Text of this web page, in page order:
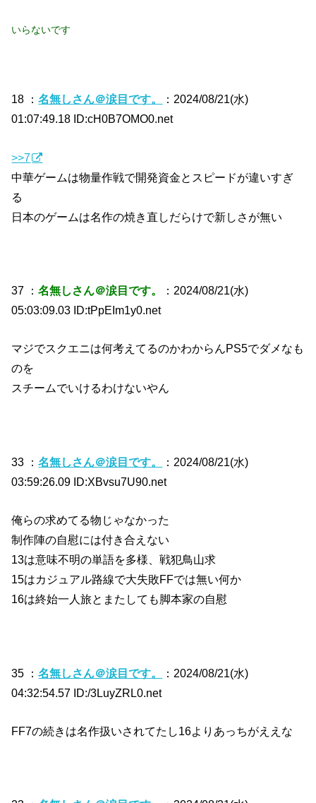
いらないです
18 ：名無しさん＠涙目です。
：2024/08/21(水)
01:07:49.18 ID:cH0B7OMO0.net
>>7
中華ゲームは物量作戦で開発資金とスピードが違いすぎ
る
日本のゲームは名作の焼き直しだらけで新しさが無い
37 ：名無しさん＠涙目です。
：2024/08/21(水)
05:03:09.03 ID:tPpEIm1y0.net
マジでスクエニは何考えてるのかわからんPS5でダメなも
のを
スチームでいけるわけないやん
33 ：名無しさん＠涙目です。
：2024/08/21(水)
03:59:26.09 ID:XBvsu7U90.net
俺らの求めてる物じゃなかった
制作陣の自慰には付き合えない
13は意味不明の単語を多様、戦犯鳥山求
15はカジュアル路線で大失敗FFでは無い何か
16は終始一人旅とまたしても脚本家の自慰
35 ：名無しさん＠涙目です。
：2024/08/21(水)
04:32:54.57 ID:/3LuyZRL0.net
FF7の続きは名作扱いされてたし16よりあっちがええな